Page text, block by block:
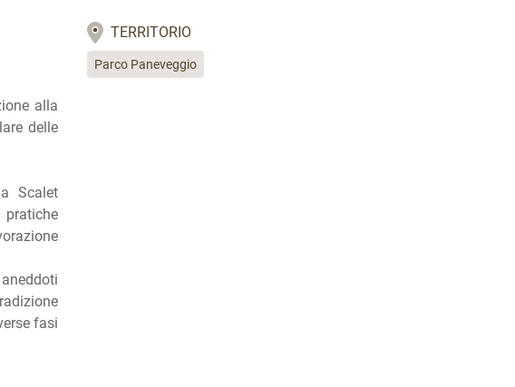
alla
delle
Scalet
fasi
TERRITORIO
Parco Paneveggio